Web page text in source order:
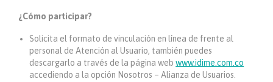
¿Cómo participar?
Solicita el formato de vinculación en línea de frente al
personal de Atención al Usuario, también puedes
descargarlo a través de la página webwww.idime.com.co
accediendo a la opción Nosotros – Alianza de Usuarios.